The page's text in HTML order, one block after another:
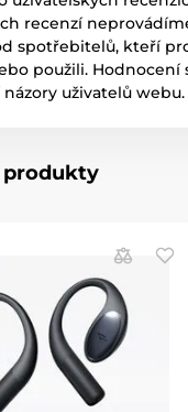
recenzí
spotřebitelů, kteří
použili. Hodnocení
uživatelů webu.
produkty